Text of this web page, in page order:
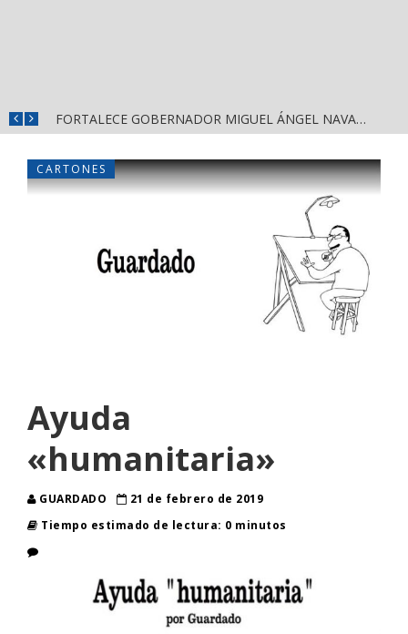
FORTALECE GOBERNADOR MIGUEL ÁNGEL NAVARRO LA COORDINACIÓN CON EL SECTOR EDUCATIVO EN NAYARIT
CARTONES
Ayuda
«humanitaria»
GUARDADO
21 de febrero de 2019
Tiempo estimado de lectura: 0 minutos